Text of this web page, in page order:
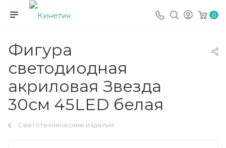
0
Фигура
светодиодная
акриловая Звезда
30см 45LED белая
Светотехнические изделия